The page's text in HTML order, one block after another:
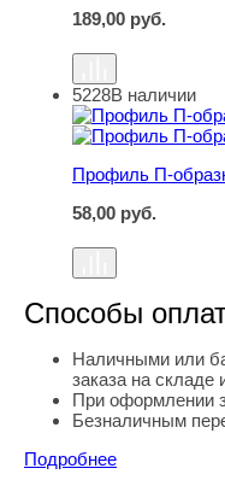
189,00 руб.
Профиль П-
5228В наличии
Профиль П-
58,00 руб.
Способы
Наличными или
заказа на складе
При оформлении
Безналичным
Подробнее